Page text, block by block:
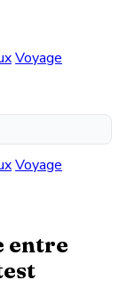
Voyage
Voyage
entre